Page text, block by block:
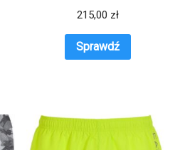
215,00 zł
Sprawdź